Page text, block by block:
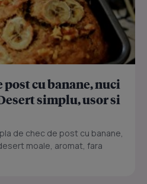
post cu banane, nuci
simplu, usor si
de chec de post cu banane,
moale, aromat, fara